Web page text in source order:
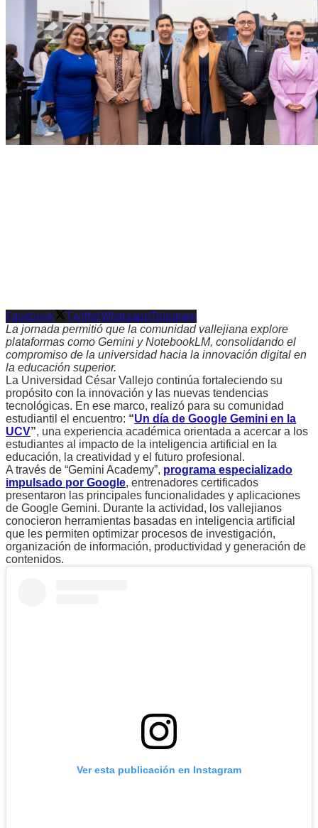
Facebook TwitterWhatsappTelegram
La jornada permitió que la comunidad vallejiana explore
plataformas como Gemini y NotebookLM, consolidando el
compromiso de la universidad hacia la innovación digital en
la educación superior.
La Universidad César Vallejo continúa fortaleciendo su
propósito con la innovación y las nuevas tendencias
tecnológicas. En ese marco, realizó para su comunidad
estudiantil el encuentro: “Un día de Google Gemini en la
UCV”, una experiencia académica orientada a acercar a los
estudiantes al impacto de la inteligencia artificial en la
educación, la creatividad y el futuro profesional.
A través de “Gemini Academy”, programa especializado
impulsado por Google, entrenadores certificados
presentaron las principales funcionalidades y aplicaciones
de Google Gemini. Durante la actividad, los vallejianos
conocieron herramientas basadas en inteligencia artificial
que les permiten optimizar procesos de investigación,
organización de información, productividad y generación de
contenidos.
Ver esta publicación en Instagram